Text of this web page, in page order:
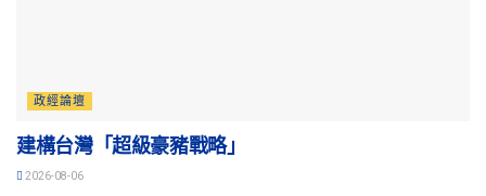
政經論壇
建構台灣「超級豪豬戰略」
2026-08-06